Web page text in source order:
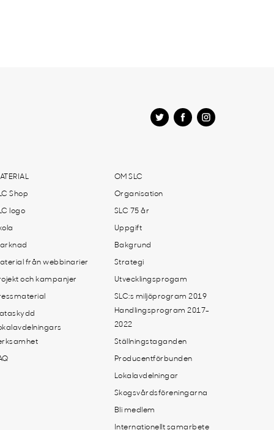
Shop
logo
från webbinarier
och kampanjer
OM SLC
Organisation
SLC 75 år
Uppgift
Bakgrund
Strategi
Utvecklingsprogam
SLC:s miljöprogram 2019
Handlingsprogram 2017-
2022
Ställningstaganden
Producentförbunden
Lokalavdelningar
Skogsvårdsföreningarna
Bli medlem
Internationellt samarbete